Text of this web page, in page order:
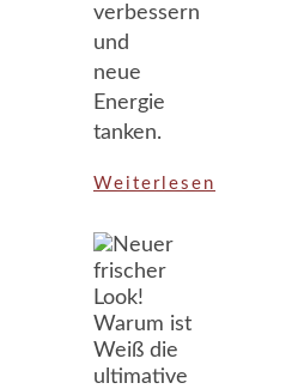
verbessern
und
neue
Energie
tanken.
Weiterlesen